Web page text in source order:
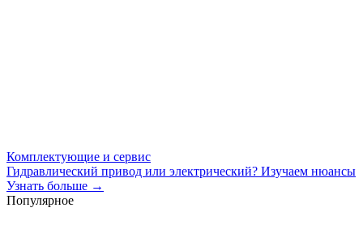
Комплектующие и сервис
Гидравлический привод или электрический? Изучаем нюансы
Узнать больше →
Популярное